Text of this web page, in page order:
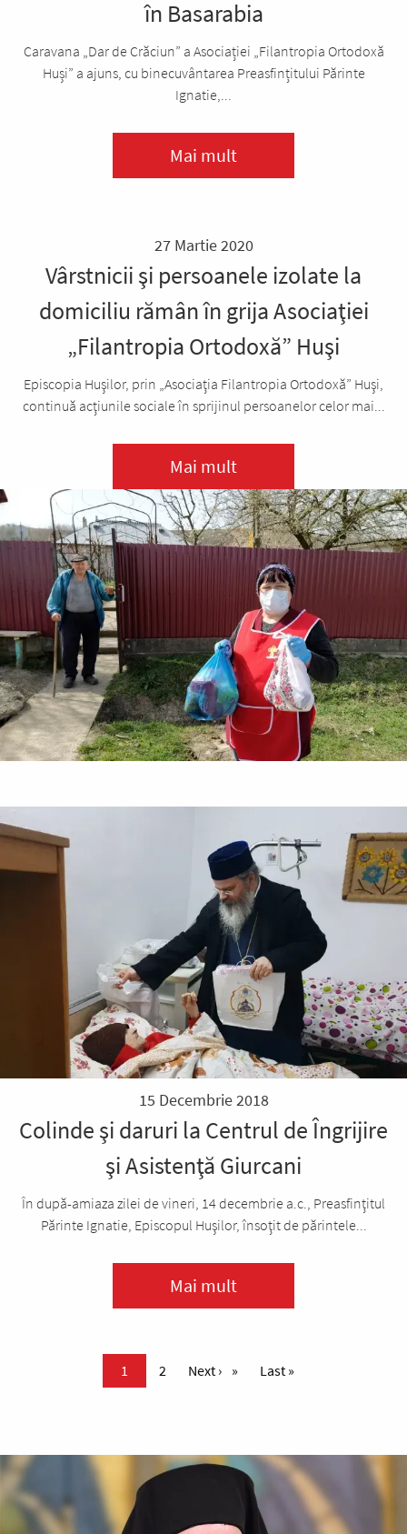
în Basarabia
Caravana „Dar de Crăciun” a Asociației „Filantropia Ortodoxă
Huși” a ajuns, cu binecuvântarea Preasfințitului Părinte
Ignatie,...
Mai mult
27 Martie 2020
Vârstnicii şi persoanele izolate la
domiciliu rămân în grija Asociaţiei
„Filantropia Ortodoxă” Huşi
Episcopia Huşilor, prin „Asociaţia Filantropia Ortodoxă” Huşi,
continuă acţiunile sociale în sprijinul persoanelor celor mai...
Mai mult
15 Decembrie 2018
Colinde şi daruri la Centrul de Îngrijire
şi Asistenţă Giurcani
În după-amiaza zilei de vineri, 14 decembrie a.c., Preasfinţitul
Părinte Ignatie, Episcopul Huşilor, însoţit de părintele...
Mai mult
Pagina curentă
1 Page
2 Pagina următoare
Next › Ultima pagină
Last »